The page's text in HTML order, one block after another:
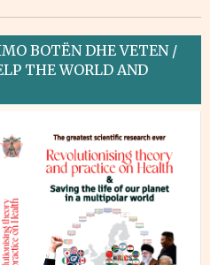
BOTËN DHE VETEN /
THE WORLD AND